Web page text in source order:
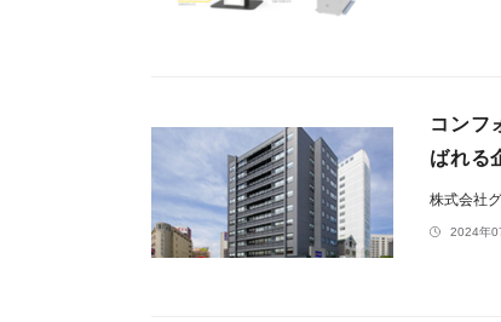
コンフ
ばれる
株式会社
2024年